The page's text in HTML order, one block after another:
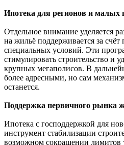
Ипотека для регионов и малых
Отдельное внимание уделяется
на жильё поддерживается за
специальных условий. Эти
стимулировать строительство и
крупных мегаполисов. В
более адресными, но сам
останется.
Поддержка первичного рынка
Ипотека с господдержкой для
инструмент стабилизации
возможном сокращении лимитов